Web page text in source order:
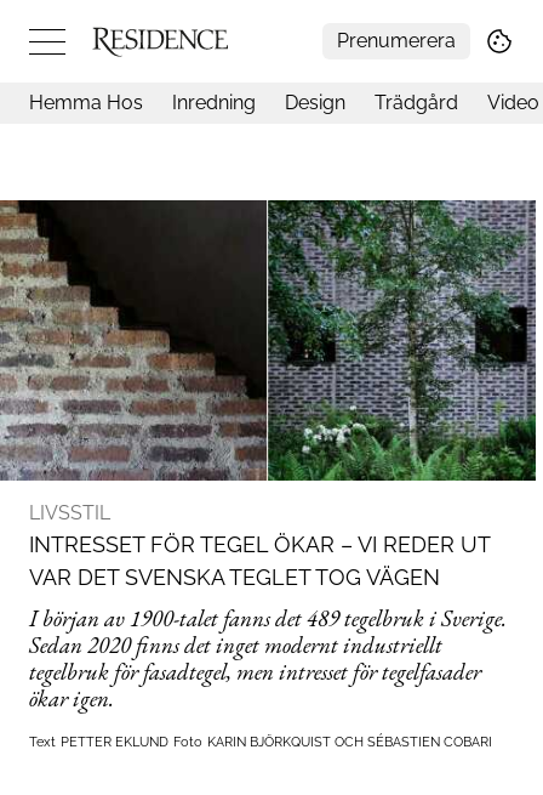
Prenumerera
Design
Trädgård
Video
Inredning
Livsstil
Resor
Mat & Dryck
Influencers
Mer
Hemma Hos Inredning Design Trädgård Video
LIVSSTIL
INTRESSET FÖR TEGEL ÖKAR – VI REDER UT
VAR DET SVENSKA TEGLET TOG VÄGEN
I början av 1900-talet fanns det 489 tegelbruk i Sverige.
Sedan 2020 finns det inget modernt industriellt
tegelbruk för fasadtegel, men intresset för tegelfasader
ökar igen.
Text PETTER EKLUND Foto KARIN BJÖRKQUIST OCH SÉBASTIEN COBARI